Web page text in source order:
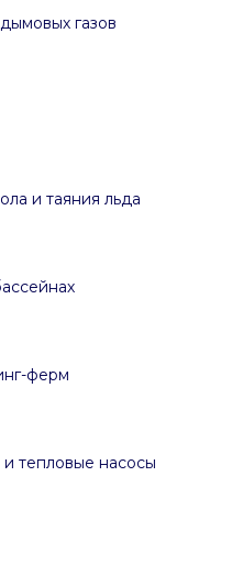
газов
и таяния льда
ферм
тепловые насосы